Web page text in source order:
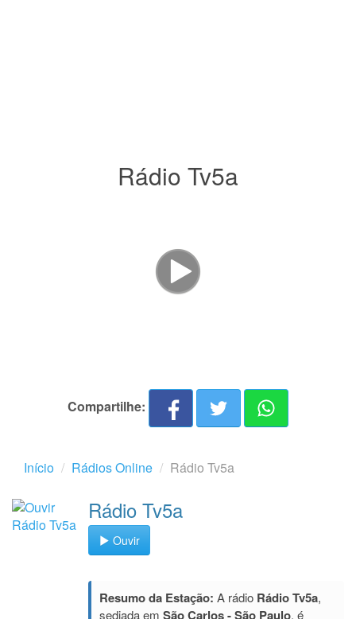
Rádio Tv5a
Compartilhe:
Início Rádios Online Rádio Tv5a
Rádio Tv5a
Ouvir
Resumo da Estação: A rádio Rádio Tv5a,
sediada em São Carlos - São Paulo, é